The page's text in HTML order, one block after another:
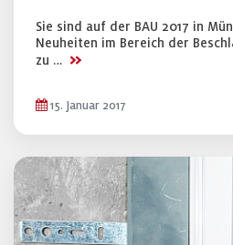
Sie sind auf der BAU 2017 in
Neuheiten im Bereich der
zu … >>
15. Januar 2017